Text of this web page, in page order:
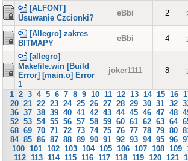
[ALFONT]
Usuwanie Czcionki?
eBbi 2
[Allegro] zakres
BITMAPY
eBbi 4
[allegro]
Makefile.win [Build
Error] [main.o] Error
1
joker1111 8
1 2 3 4 5 6 7 8 9 10 11 12 13 14 15 16
20 21 22 23 24 25 26 27 28 29 30 31 32
36 37 38 39 40 41 42 43 44 45 46 47 48
52 53 54 55 56 57 58 59 60 61 62 63 64
68 69 70 71 72 73 74 75 76 77 78 79 80
84 85 86 87 88 89 90 91 92 93 94 95 96
100 101 102 103 104 105 106 107 108 109
112 113 114 115 116 117 118 119 120 121